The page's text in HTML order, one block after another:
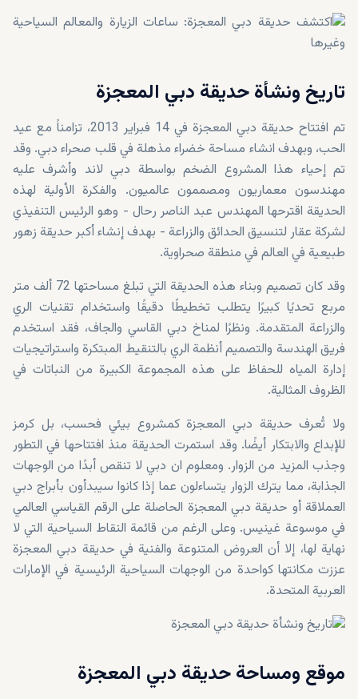
تاريخ ونشأة حديقة دبي المعجزة
تم افتتاح حديقة دبي المعجزة في 14 فبراير 2013، تزامناً مع عيد
الحب، وبهدف انشاء مساحة خضراء مذهلة في قلب صحراء دبي. وقد
تم إحياء هذا المشروع الضخم بواسطة دبي لاند وأشرف عليه
مهندسون معماريون ومصممون عالميون. والفكرة الأولية لهذه
الحديقة اقترحها المهندس عبد الناصر رحال - وهو الرئيس التنفيذي
لشركة عقار لتنسيق الحدائق والزراعة - بهدف إنشاء أكبر حديقة زهور
طبيعية في العالم في منطقة صحراوية.
وقد كان تصميم وبناء هذه الحديقة التي تبلغ مساحتها 72 ألف متر
مربع تحديًا كبيرًا يتطلب تخطيطًا دقيقًا واستخدام تقنيات الري
والزراعة المتقدمة. ونظرًا لمناخ دبي القاسي والجاف، فقد استخدم
فريق الهندسة والتصميم أنظمة الري بالتنقيط المبتكرة واستراتيجيات
إدارة المياه للحفاظ على هذه المجموعة الكبيرة من النباتات في
الظروف المثالية.
ولا تُعرف حديقة دبي المعجزة كمشروع بيئي فحسب، بل كرمز
للإبداع والابتكار أيضًا. وقد استمرت الحديقة منذ افتتاحها في التطور
وجذب المزيد من الزوار. ومعلوم ان دبي لا تنقص أبدًا من الوجهات
الجذابة، مما يترك الزوار يتساءلون عما إذا كانوا سيبدأون بأبراج دبي
العملاقة أو حديقة دبي المعجزة الحاصلة على الرقم القياسي العالمي
في موسوعة غينيس. وعلى الرغم من قائمة النقاط السياحية التي لا
نهاية لها، إلا أن العروض المتنوعة والفنية في حديقة دبي المعجزة
عززت مكانتها كواحدة من الوجهات السياحية الرئيسية في الإمارات
العربية المتحدة.
موقع ومساحة حديقة دبي المعجزة